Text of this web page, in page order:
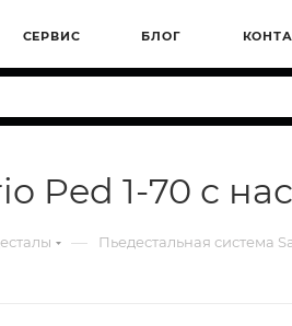
СЕРВИС БЛОГ
Ped 1-70 с
— Пьедестальная система